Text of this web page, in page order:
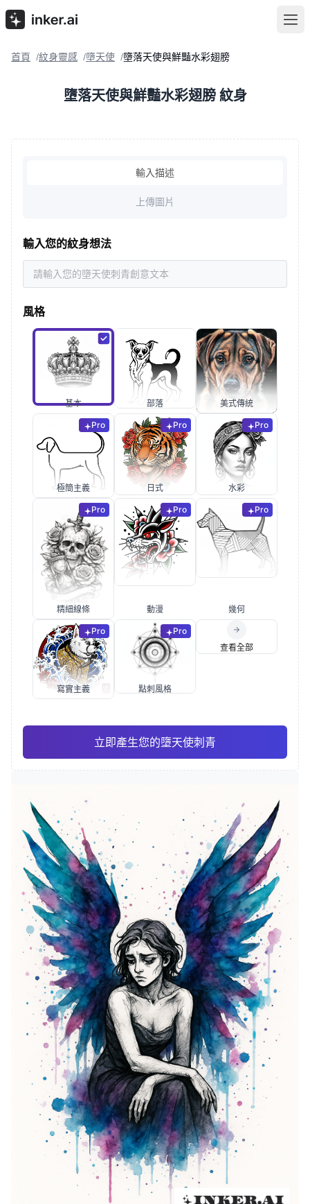
首頁 /紋身靈感 /墮天使 /墮落天使與鮮豔水彩翅膀
墮落天使與鮮豔水彩翅膀 紋身
輸入描述
上傳圖片
輸入您的紋身想法
風格
基本 部落 美式傳統
Pro
極簡主義
Pro
日式
Pro
水彩
Pro
精細線條
Pro
動漫
Pro
幾何
Pro
寫實主義
Pro
點刺風格
查看全部
立即產生您的墮天使刺青